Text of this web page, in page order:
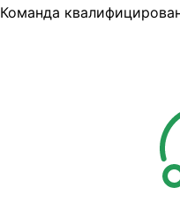
Команда